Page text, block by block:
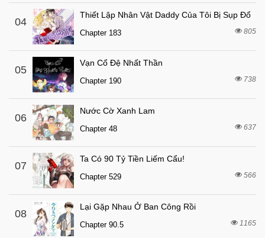
04
Thiết Lập Nhân Vật Daddy Của Tôi Bị Sụp Đổ
Chapter 183 805
05
Vạn Cổ Đệ Nhất Thần
Chapter 190 738
06
Nước Cờ Xanh Lam
Chapter 48 637
07
Ta Có 90 Tỷ Tiền Liếm Cẩu!
Chapter 529 566
08
Lại Gặp Nhau Ở Ban Công Rồi
Chapter 90.5 1165